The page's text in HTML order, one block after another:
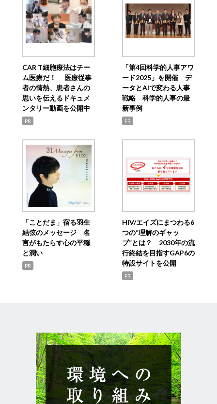
CAR T細胞療法はチー
ム医療だ！ 医療従事
者の情熱、患者さんの
思いを伝えるドキュメ
ンタリー動画を公開中
PR
「第4回科学的人事アワ
ード2025」を開催 デ
ータとAIで変わる人事
戦略 科学的人事の最
新事例
PR
「ことだま」宿る羽生
結弦のメッセージ 名
言がもたらす心の平穏
と潤い
PR
HIV/エイズにまつわる6
つの“理解のギャッ
プ”とは？ 2030年の流
行終結を目指すGAP6の
特設サイトを公開
PR